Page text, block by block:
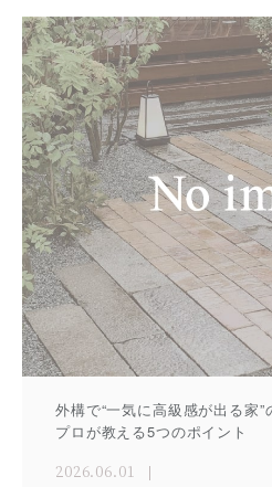
外構で“一気に高級感が出る家”
プロが教える5つのポイント
2026.06.01